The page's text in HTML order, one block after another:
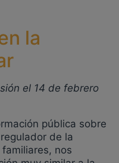
la
el 14 de febrero
pública sobre
de la
nos